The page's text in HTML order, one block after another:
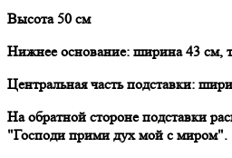
Высота 50 см
Нижнее основание: ширина 43 см,
Центральная часть подставки:
На обратной стороне подставки
"Господи прими дух мой с миром".